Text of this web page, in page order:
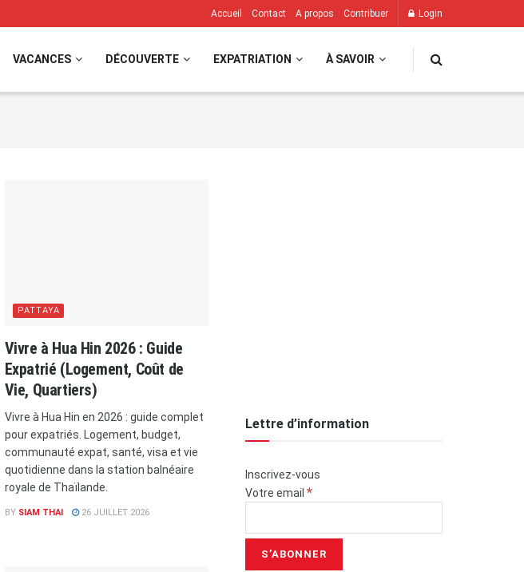
Accueil Contact A propos Contribuer Login
VACANCES DÉCOUVERTE EXPATRIATION À SAVOIR
PATTAYA
Vivre à Hua Hin 2026 : Guide
Expatrié (Logement, Coût de
Vie, Quartiers)
Vivre à Hua Hin en 2026 : guide complet
pour expatriés. Logement, budget,
communauté expat, santé, visa et vie
quotidienne dans la station balnéaire
royale de Thaïlande.
BY SIAM THAI 26 JUILLET 2026
Lettre d’information
Inscrivez-vous
Votre email *